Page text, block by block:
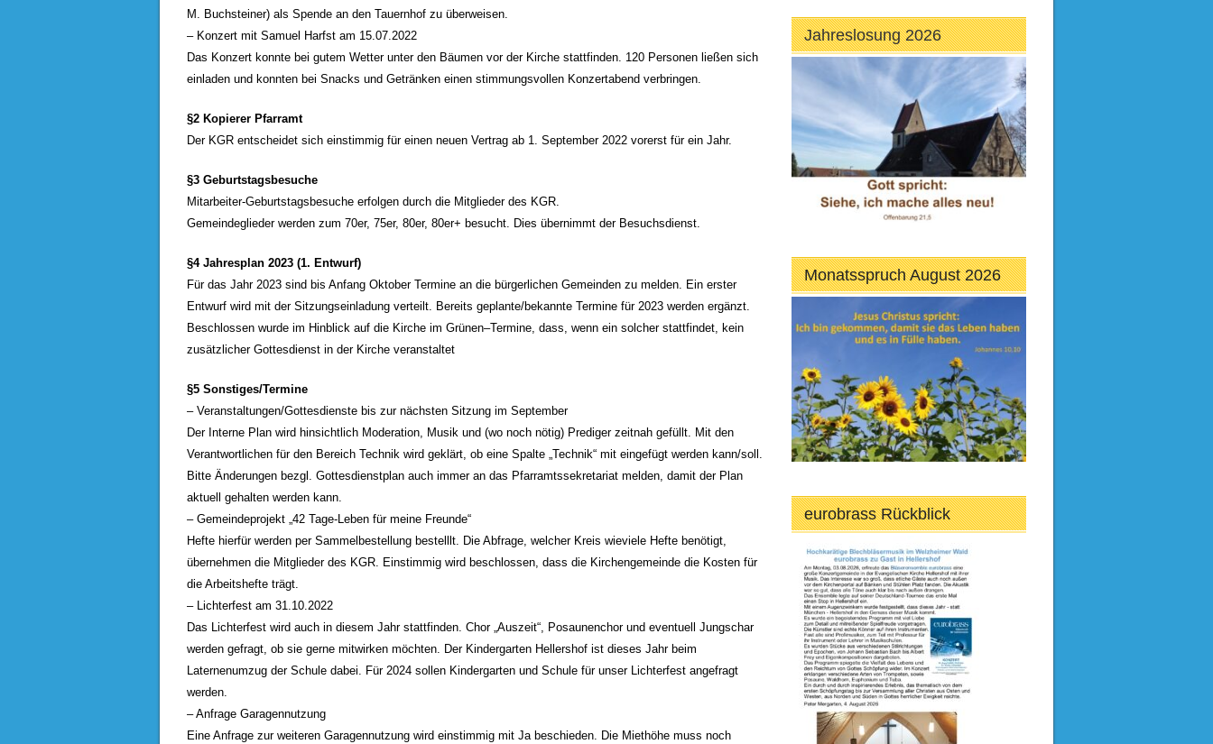
M. Buchsteiner) als Spende an den Tauernhof zu überweisen.
– Konzert mit Samuel Harfst am 15.07.2022
Das Konzert konnte bei gutem Wetter unter den Bäumen vor der Kirche stattfinden. 120 Personen ließen sich
einladen und konnten bei Snacks und Getränken einen stimmungsvollen Konzertabend verbringen.
§2 Kopierer Pfarramt
Der KGR entscheidet sich einstimmig für einen neuen Vertrag ab 1. September 2022 vorerst für ein Jahr.
§3 Geburtstagsbesuche
Mitarbeiter-Geburtstagsbesuche erfolgen durch die Mitglieder des KGR.
Gemeindeglieder werden zum 70er, 75er, 80er, 80er+ besucht. Dies übernimmt der Besuchsdienst.
§4 Jahresplan 2023 (1. Entwurf)
Für das Jahr 2023 sind bis Anfang Oktober Termine an die bürgerlichen Gemeinden zu melden. Ein erster
Entwurf wird mit der Sitzungseinladung verteilt. Bereits geplante/bekannte Termine für 2023 werden ergänzt.
Beschlossen wurde im Hinblick auf die Kirche im Grünen–Termine, dass, wenn ein solcher stattfindet, kein
zusätzlicher Gottesdienst in der Kirche veranstaltet
§5 Sonstiges/Termine
– Veranstaltungen/Gottesdienste bis zur nächsten Sitzung im September
Der Interne Plan wird hinsichtlich Moderation, Musik und (wo noch nötig) Prediger zeitnah gefüllt. Mit den
Verantwortlichen für den Bereich Technik wird geklärt, ob eine Spalte „Technik“ mit eingefügt werden kann/soll.
Bitte Änderungen bezgl. Gottesdienstplan auch immer an das Pfarramtssekretariat melden, damit der Plan
aktuell gehalten werden kann.
– Gemeindeprojekt „42 Tage-Leben für meine Freunde“
Hefte hierfür werden per Sammelbestellung bestelllt. Die Abfrage, welcher Kreis wieviele Hefte benötigt,
übernehmen die Mitglieder des KGR. Einstimmig wird beschlossen, dass die Kirchengemeinde die Kosten für
die Arbeitshefte trägt.
– Lichterfest am 31.10.2022
Das Lichterfest wird auch in diesem Jahr stattfinden. Chor „Auszeit“, Posaunenchor und eventuell Jungschar
werden gefragt, ob sie gerne mitwirken möchten. Der Kindergarten Hellershof ist dieses Jahr beim
Laternenumzug der Schule dabei. Für 2024 sollen Kindergarten und Schule für unser Lichterfest angefragt
werden.
– Anfrage Garagennutzung
Eine Anfrage zur weiteren Garagennutzung wird einstimmig mit Ja beschieden. Die Miethöhe muss noch
Jahreslosung 2026
Monatsspruch August 2026
eurobrass Rückblick